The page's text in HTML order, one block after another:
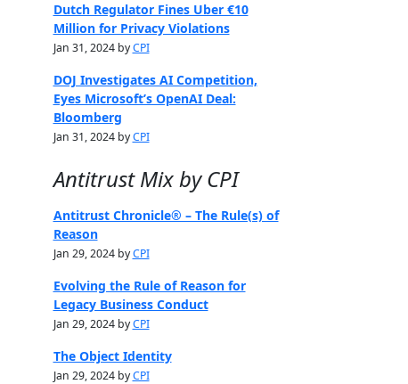
Dutch Regulator Fines Uber €10
Million for Privacy Violations
Jan 31, 2024 byCPI
DOJ Investigates AI Competition,
Eyes Microsoft’s OpenAI Deal:
Bloomberg
Jan 31, 2024 byCPI
Antitrust Mix by CPI
Antitrust Chronicle® – The Rule(s) of
Reason
Jan 29, 2024 byCPI
Evolving the Rule of Reason for
Legacy Business Conduct
Jan 29, 2024 byCPI
The Object Identity
Jan 29, 2024 byCPI